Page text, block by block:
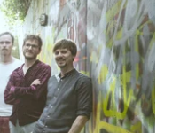
14:00-19:00 Uhr
Igls
RIECHEN